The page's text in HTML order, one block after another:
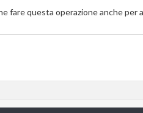
fare questa operazione anche per